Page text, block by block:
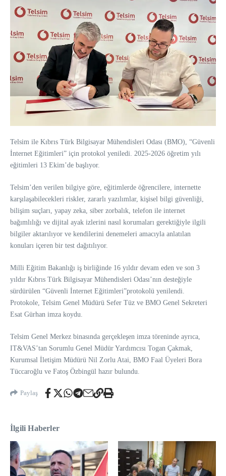
Telsim ile Kıbrıs Türk Bilgisayar Mühendisleri Odası (BMO), “Güvenli
İnternet Eğitimleri” için protokol yeniledi. 2025-2026 öğretim yılı
eğitimleri 13 Ekim’de başlıyor.
Telsim’den verilen bilgiye göre, eğitimlerde öğrencilere, internette
karşılaşabilecekleri riskler, zararlı yazılımlar, kişisel bilgi güvenliği,
bilişim suçları, yapay zeka, siber zorbalık, telefon ile internet
bağımlılığı ve dijital ayak izlerini nasıl korumaları gerektiğiyle ilgili
bilgiler aktarılıyor ve kendilerini denemeleri amacıyla anlatılan
konuları içeren bir test dağıtılıyor.
Milli Eğitim Bakanlığı iş birliğinde 16 yıldır devam eden ve son 3
yıldır Kıbrıs Türk Bilgisayar Mühendisleri Odası’nın desteğiyle
sürdürülen “Güvenli İnternet Eğitimleri”protokolü yenilendi.
Protokole, Telsim Genel Müdürü Sefer Tüz ve BMO Genel Sekreteri
Esat Gürhan imza koydu.
Telsim Genel Merkez binasında gerçekleşen imza töreninde ayrıca,
IT&VAS’tan Sorumlu Genel Müdür Yardımcısı Togan Çakmak,
Kurumsal İletişim Müdürü Nil Zorlu Atai, BMO Faal Üyeleri Bora
Tüccaroğlu ve Fatoş Özbingül hazır bulundu.
Paylaş
İlgili Haberler